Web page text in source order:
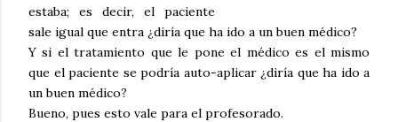
estaba; es decir, el paciente
sale igual que entra ¿diría que ha ido a un buen médico?
Y si el tratamiento que le pone el médico es el mismo
que el paciente se podría auto-aplicar ¿diría que ha ido a
un buen médico?
Bueno, pues esto vale para el profesorado.